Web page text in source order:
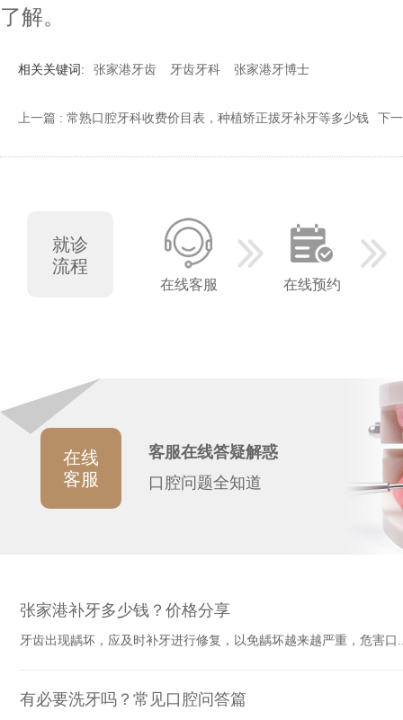
了解。
相关关键词: 张家港牙齿 牙齿牙科 张家港牙博士
上一篇 : 常熟口腔牙科收费价目表，种植矫正拔牙补牙等多少钱 下
就诊
流程
在线客服 在线预约
在线
客服
客服在线答疑解惑
口腔问题全知道
张家港补牙多少钱？价格分享
牙齿出现龋坏，应及时补牙进行修复，以免龋坏越来越严重，危害
有必要洗牙吗？常见口腔问答篇